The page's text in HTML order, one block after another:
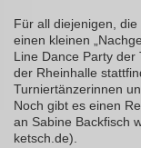
Für all diejenigen,
einen kleinen
Line Dance Party der
der Rheinhalle
Turniertänzerinnen
Noch gibt es einen
an Sabine Backfisch
ketsch.de).